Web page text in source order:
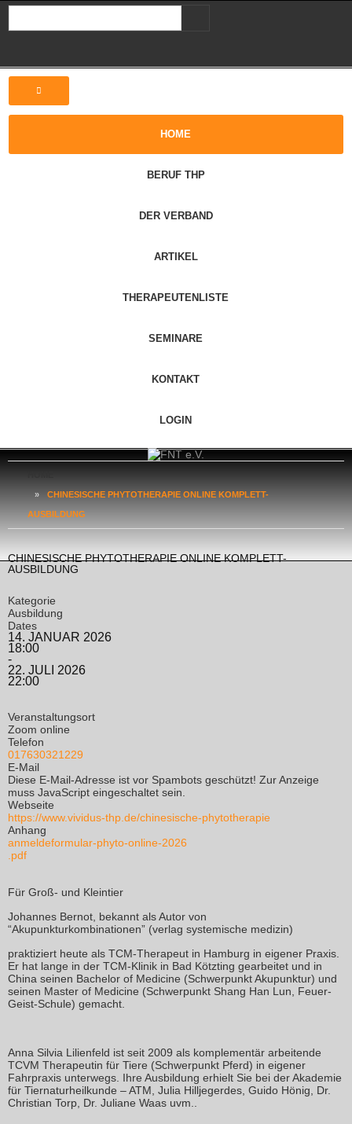
HOME
BERUF THP
DER VERBAND
ARTIKEL
THERAPEUTENLISTE
SEMINARE
KONTAKT
LOGIN
» CHINESISCHE PHYTOTHERAPIE ONLINE KOMPLETT-
AUSBILDUNG
CHINESISCHE PHYTOTHERAPIE ONLINE KOMPLETT-
AUSBILDUNG
Kategorie
Ausbildung
Dates
14. JANUAR 2026
18:00
-
22. JULI 2026
22:00
Veranstaltungsort
Zoom online
Telefon
017630321229
E-Mail
Diese E-Mail-Adresse ist vor Spambots geschützt! Zur Anzeige
muss JavaScript eingeschaltet sein.
Webseite
https://www.vividus-thp.de/chinesische-phytotherapie
Anhang
anmeldeformular-phyto-online-2026
.pdf
Für Groß- und Kleintier
​Johannes Bernot, bekannt als Autor von
“Akupunkturkombinationen” (verlag systemische medizin)
praktiziert heute als TCM-Therapeut in Hamburg in eigener Praxis.
Er hat lange in der TCM-Klinik in Bad Kötzting gearbeitet und in
China seinen Bachelor of Medicine (Schwerpunkt Akupunktur) und
seinen Master of Medicine (Schwerpunkt Shang Han Lun, Feuer-
Geist-Schule) gemacht.
Anna Silvia Lilienfeld ist seit 2009 als komplementär arbeitende
TCVM Therapeutin für Tiere (Schwerpunkt Pferd) in eigener
Fahrpraxis unterwegs. Ihre Ausbildung erhielt Sie bei der Akademie
für Tiernaturheilkunde – ATM, Julia Hilljegerdes, Guido Hönig, Dr.
Christian Torp, Dr. Juliane Waas uvm..